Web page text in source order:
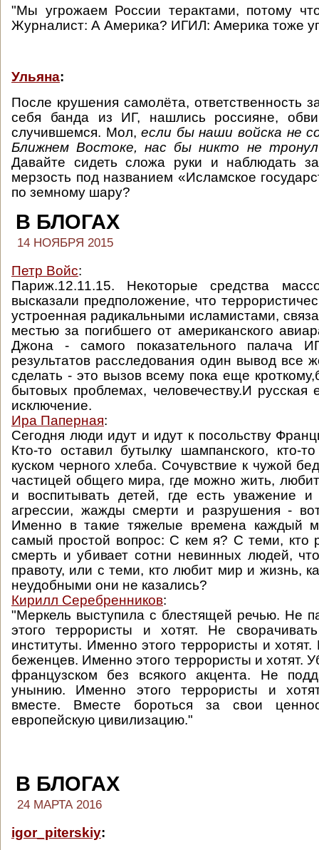
"Мы угрожаем России терактами, потому
Журналист: А Америка? ИГИЛ: Америка тоже
Ульяна:
После крушения самолёта, ответственность
себя банда из ИГ, нашлись россияне,
случившемся. Мол,если бы наши войска не
Ближнем Востоке, нас бы никто не тронул
Давайте сидеть сложа руки и наблюдать
мерзость под названием «Исламское
по земному шару?
В БЛОГАХ
14 НОЯБРЯ 2015
Петр Войс:
Париж.12.11.15. Некоторые средства
высказали предположение, что
устроенная радикальными исламистами,
местью за погибшего от американского
Джона - самого показательного палача
результатов расследования один вывод все
сделать - это вызов всему пока еще
бытовых проблемах, человечеству.И русская
исключение.
Ира Паперная:
Сегодня люди идут и идут к посольству
Кто-то оставил бутылку шампанского, кто-
куском черного хлеба. Сочувствие к чужой
частицей общего мира, где можно жить,
и воспитывать детей, где есть уважение
агрессии, жажды смерти и разрушения -
Именно в такие тяжелые времена каждый
самый простой вопрос: С кем я? С теми, кто
смерть и убивает сотни невинных людей,
правоту, или с теми, кто любит мир и жизнь,
неудобными они не казались?
Кирилл Серебренников:
"Меркель выступила с блестящей речью. Не
этого террористы и хотят. Не сворачивать
институты. Именно этого террористы и
беженцев. Именно этого террористы и хотят.
французском без всякого акцента. Не
унынию. Именно этого террористы и
вместе. Вместе бороться за свои
европейскую цивилизацию."
В БЛОГАХ
24 МАРТА 2016
igor_piterskiy: